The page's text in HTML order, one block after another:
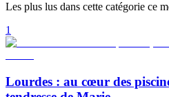
Les plus lus dans cette catégorie ce
1
Lourdes : au cœur des